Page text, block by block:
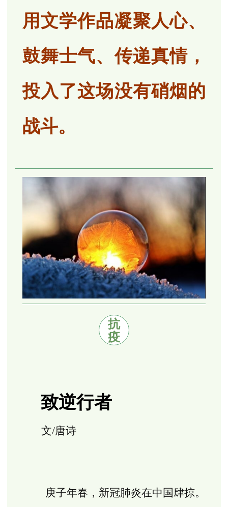
用文学作品凝聚人心、
鼓舞士气、传递真情，
投入了这场没有硝烟的
战斗。
抗
疫
致逆行者
文/唐诗
庚子年春，新冠肺炎在中国肆掠。